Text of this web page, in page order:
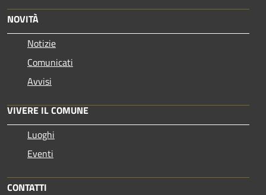
NOVITÀ
Notizie
Comunicati
Avvisi
VIVERE IL COMUNE
Luoghi
Eventi
CONTATTI